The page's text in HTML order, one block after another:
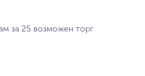
за 25 возможен торг